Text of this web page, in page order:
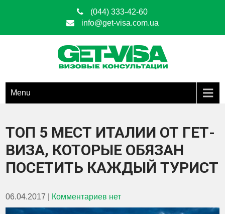
(044) 333-42-60
info@get-visa.com.ua
Get Visa
УКРАИНЫ
Menu
ТОП 5 МЕСТ ИТАЛИИ ОТ ГЕТ-
ВИЗА, КОТОРЫЕ ОБЯЗАН
ПОСЕТИТЬ КАЖДЫЙ ТУРИСТ
06.04.2017 Комментариев нет